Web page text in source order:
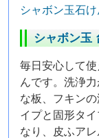
シャボン玉石け
シャボン玉
毎日安心して
んです。洗浄
な板、フキン
イプと固形タ
なり、皮ふア